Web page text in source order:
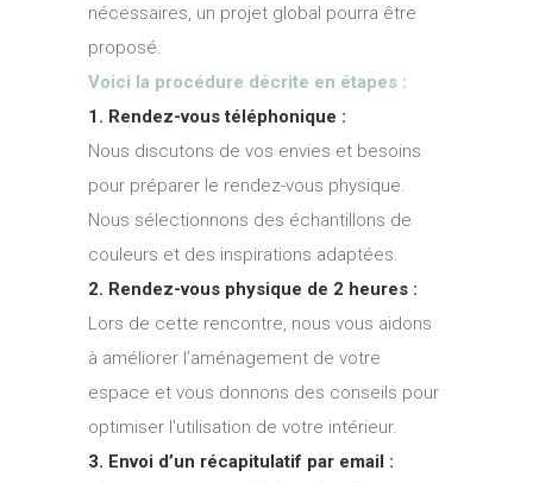
nécessaires, un projet global pourra être
proposé.
Voici la procédure décrite en étapes :
1. Rendez-vous téléphonique :
Nous discutons de vos envies et besoins
pour préparer le rendez-vous physique.
Nous sélectionnons des échantillons de
couleurs et des inspirations adaptées.
2. Rendez-vous physique de 2 heures :
Lors de cette rencontre, nous vous aidons
à améliorer l’aménagement de votre
espace et vous donnons des conseils pour
optimiser l’utilisation de votre intérieur.
3. Envoi d’un récapitulatif par email :